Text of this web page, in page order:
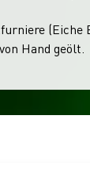
(Eiche
Hand geölt.